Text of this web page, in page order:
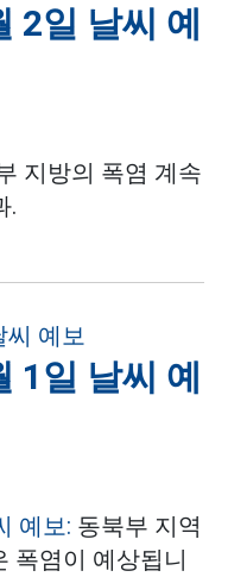
2일 날씨 예
지방의 폭염 계속
.
1일 날씨 예
예보: 동북부 지역
폭염이 예상됩니